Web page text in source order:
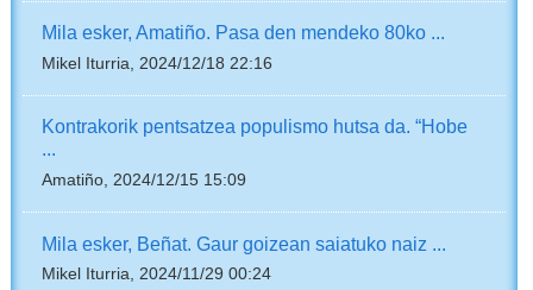
Mila esker, Amatiño. Pasa den mendeko 80ko ...
Mikel Iturria, 2024/12/18 22:16
Kontrakorik pentsatzea populismo hutsa da. “Hobe
...
Amatiño, 2024/12/15 15:09
Mila esker, Beñat. Gaur goizean saiatuko naiz ...
Mikel Iturria, 2024/11/29 00:24